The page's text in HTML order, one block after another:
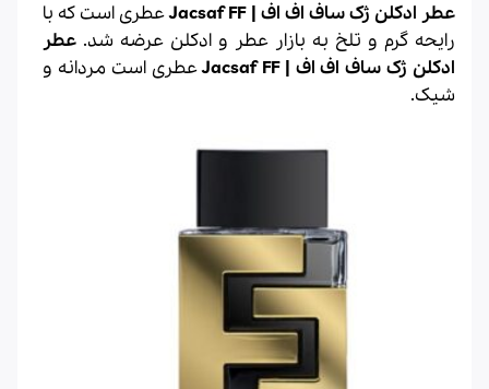
عطر ادکلن ژک ساف اف اف | Jacsaf FF
عطری است که با
رایحه گرم و تلخ به بازار عطر و ادکلن عرضه شد. عطر
ادکلن ژک ساف اف اف | Jacsaf FF
عطری است مردانه و
شیک.